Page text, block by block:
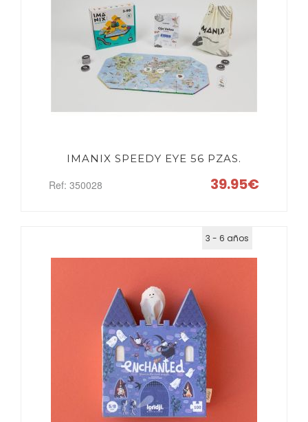
IMANIX SPEEDY EYE 56 PZAS.
Ref: 350028 39.95€
3 - 6 años